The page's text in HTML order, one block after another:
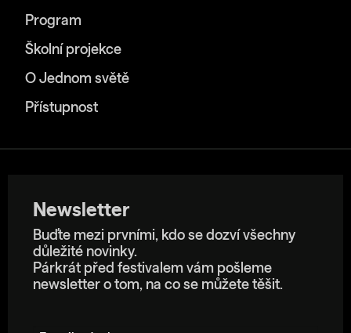
Program
Školní projekce
O Jednom světě
Přístupnost
Newsletter
Buďte mezi prvními, kdo se dozví všechny
důležité novinky.
Párkrát před festivalem vám pošleme
newsletter o tom, na co se můžete těšit.